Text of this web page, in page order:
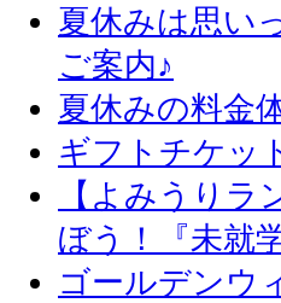
夏休みは思い
ご案内♪
夏休みの料金
ギフトチケッ
【よみうり
ぼう！『未就
ゴールデンウ